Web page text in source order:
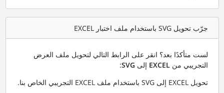
جرّب تحويل SVG باستخدام ملف اختبار EXCEL
لست متأكدًا بعد؟ انقر على الرابط التالي لتحويل ملف العرض
التجريبي من EXCELإلى SVG
:
تحويل EXCEL إلى SVG باستخدام ملف EXCEL التجريبي الخاص بنا
.